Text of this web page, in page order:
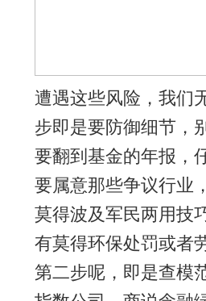
遭遇这些风险，我们
步即是要防御细节，
要翻到基金的年报，
要属意那些争议行业
莫得波及军民两用技
有莫得环保处罚或者
第二步呢，即是查模